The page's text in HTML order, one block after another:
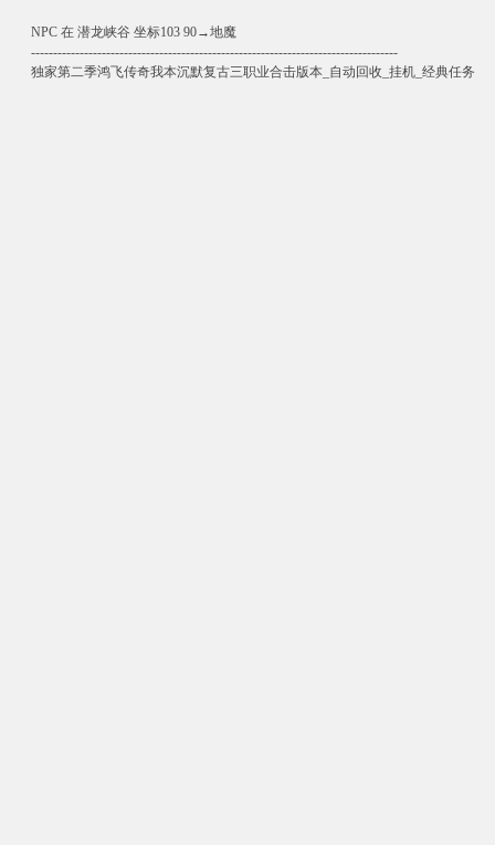
NPC 在 潜龙峡谷 坐标103 90→地魔
-----------------------------------------------------------------------------------
独家第二季鸿飞传奇我本沉默复古三职业合击版本_自动回收_挂机_经典任务